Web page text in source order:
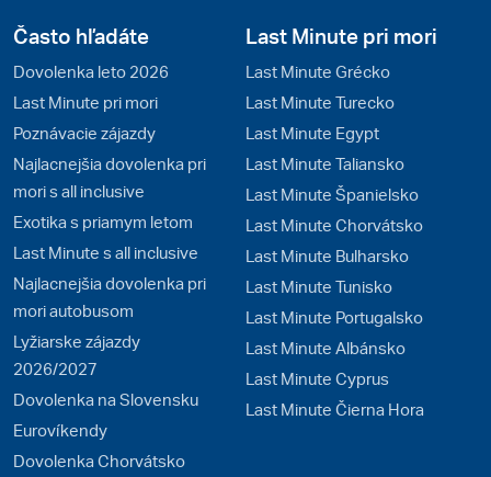
Často hľadáte
Dovolenka leto 2026
Last Minute pri mori
Poznávacie zájazdy
Najlacnejšia dovolenka pri
mori s all inclusive
Exotika s priamym letom
Last Minute s all inclusive
Najlacnejšia dovolenka pri
mori autobusom
Lyžiarske zájazdy
2026/2027
Dovolenka na Slovensku
Eurovíkendy
Dovolenka Chorvátsko
Last Minute pri mori
Last Minute Grécko
Last Minute Turecko
Last Minute Egypt
Last Minute Taliansko
Last Minute Španielsko
Last Minute Chorvátsko
Last Minute Bulharsko
Last Minute Tunisko
Last Minute Portugalsko
Last Minute Albánsko
Last Minute Cyprus
Last Minute Čierna Hora